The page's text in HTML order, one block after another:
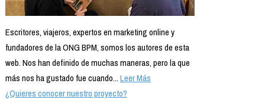
Escritores, viajeros, expertos en marketing online y
fundadores de la ONG BPM, somos los autores de esta
web. Nos han definido de muchas maneras, pero la que
más nos ha gustado fue cuando...Leer Más
¿Quieres conocer nuestro proyecto?